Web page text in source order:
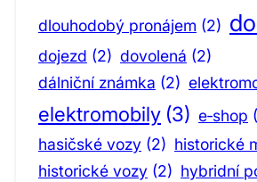
dlouhodobý pronájem (2)
dojezd (2) dovolená (2)
dálniční známka (2)
elektromobily (3) e‑shop
hasičské vozy (2) historické
historické vozy (2) hybridní